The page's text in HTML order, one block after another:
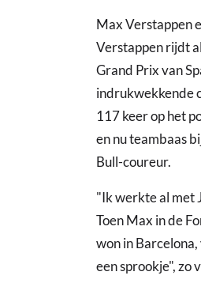
Max Verstappen
Verstappen rijdt
Grand Prix van
indrukwekkende
117 keer op het
en nu teambaas
Bull-coureur.
"Ik werkte al met
Toen Max in de
won in
een sprookje",